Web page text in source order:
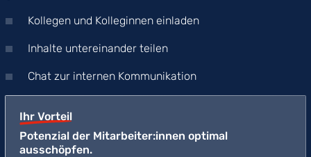
Kollegen und Kolleginnen einladen
Inhalte untereinander teilen
Chat zur internen Kommunikation
Ihr Vorteil
Potenzial der Mitarbeiter:innen optimal
ausschöpfen.